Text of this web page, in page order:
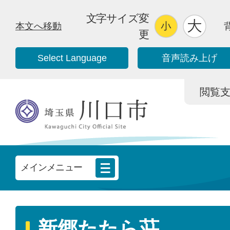
本文へ移動
文字サイズ変
更
Select Language 音声読み上げ
閲覧
メインメニュー